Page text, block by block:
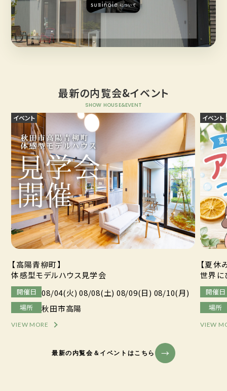
最新の内覧会&イベント
SHOW HOUSE&EVENT
イベント
【高陽青柳町】
体感型モデルハウス見学会
開催日 08/04(火) 08/08(土) 08/09(日) 08/10(月)
場所 秋田市高陽
VIEW MORE
イベント
【夏休
世界に
開催日
場所
VIEW
最新の内覧会＆イベントはこちら